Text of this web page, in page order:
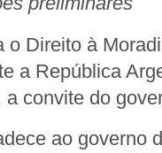
o Direito à
a República
convite do
ao governo